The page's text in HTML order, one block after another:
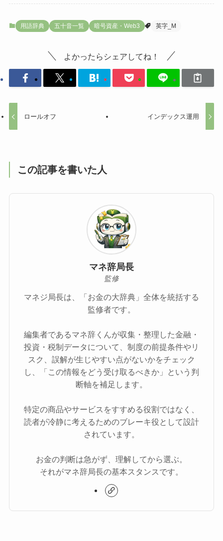
用語辞典 五十音一覧 暗号資産・Web3 英字_M
よかったらシェアしてね！
ロールオフ インデックス運用
この記事を書いた人
マネ辞局長
監修
マネジ局長は、「お金の大辞典」全体を統括する
監修者です。
編集者であるマネ辞くんが収集・整理した金融・
投資・税制データについて、制度の前提条件やリ
スク、誤解が生じやすい点がないかをチェック
し、「この情報をどう受け取るべきか」という判
断軸を補足します。
特定の商品やサービスをすすめる役割ではなく、
読者が冷静に考えるためのブレーキ役として設計
されています。
お金の判断は急がず、理解してから選ぶ。
それがマネ辞局長の基本スタンスです。